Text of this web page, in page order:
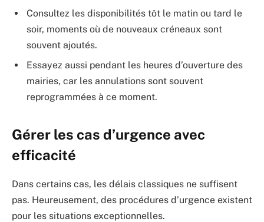
Consultez les disponibilités tôt le matin ou tard le
soir, moments où de nouveaux créneaux sont
souvent ajoutés.
Essayez aussi pendant les heures d’ouverture des
mairies, car les annulations sont souvent
reprogrammées à ce moment.
Gérer les cas d’urgence avec
efficacité
Dans certains cas, les délais classiques ne suffisent
pas. Heureusement, des procédures d’urgence existent
pour les situations exceptionnelles.